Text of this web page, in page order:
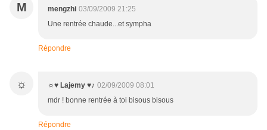
M mengzhi 03/09/2009 21:25
Une rentrée chaude...et sympha
Répondre
☼ ☼♥ Lajemy ♥♪ 02/09/2009 08:01
mdr ! bonne rentrée à toi bisous bisous
Répondre